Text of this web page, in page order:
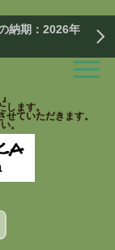
納期：2026年
ます。
ていただきます。
。